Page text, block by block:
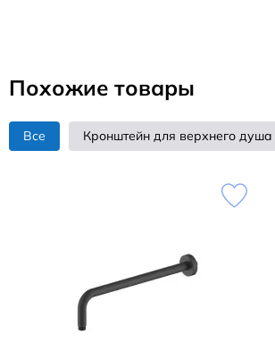
Похожие товары
Все Кронштейн для верхнего душа